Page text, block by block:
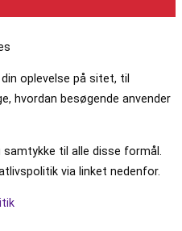
oplevelse på sitet, til
hvordan besøgende anvender
til alle disse formål.
via linket nedenfor.